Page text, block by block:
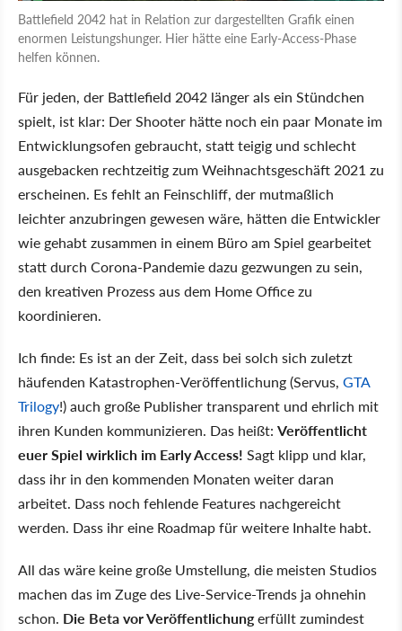
Battlefield 2042 hat in Relation zur dargestellten Grafik einen
enormen Leistungshunger. Hier hätte eine Early-Access-Phase
helfen können.
Für jeden, der Battlefield 2042 länger als ein Stündchen
spielt, ist klar: Der Shooter hätte noch ein paar Monate im
Entwicklungsofen gebraucht, statt teigig und schlecht
ausgebacken rechtzeitig zum Weihnachtsgeschäft 2021 zu
erscheinen. Es fehlt an Feinschliff, der mutmaßlich
leichter anzubringen gewesen wäre, hätten die Entwickler
wie gehabt zusammen in einem Büro am Spiel gearbeitet
statt durch Corona-Pandemie dazu gezwungen zu sein,
den kreativen Prozess aus dem Home Office zu
koordinieren.
Ich finde: Es ist an der Zeit, dass bei solch sich zuletzt
häufenden Katastrophen-Veröffentlichung (Servus, GTA
Trilogy!) auch große Publisher transparent und ehrlich mit
ihren Kunden kommunizieren. Das heißt: Veröffentlicht
euer Spiel wirklich im Early Access! Sagt klipp und klar,
dass ihr in den kommenden Monaten weiter daran
arbeitet. Dass noch fehlende Features nachgereicht
werden. Dass ihr eine Roadmap für weitere Inhalte habt.
All das wäre keine große Umstellung, die meisten Studios
machen das im Zuge des Live-Service-Trends ja ohnehin
schon. Die Beta vor Veröffentlichungerfüllt zumindest